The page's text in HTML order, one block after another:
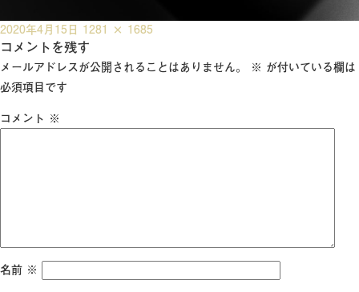
投
稿
日:
2020年4月15日 フ
ル
サ
1281 × 1685
コメントを残す
メールアドレスが公開されることはありません。 ※ が付いている欄は
必須項目です
コメント ※
名前 ※